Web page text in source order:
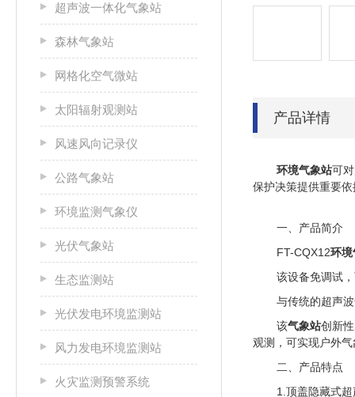
超声波一体化气象站
森林气象站
网格化空气微站
太阳辐射观测站
风速风向记录仪
公路气象站
环境监测气象仪
光伏气象站
生态监测站
光伏发电环境监测站
风力发电环境监测站
火灾监测预警系统
产品详情
环境气象站可
保护决策提供重要
一、产品简介
FT-CQX12环境
该设备免调试
与传统的超声
该气象站创新
观测，可实现户外
二、产品特点
1. 顶盖隐藏式